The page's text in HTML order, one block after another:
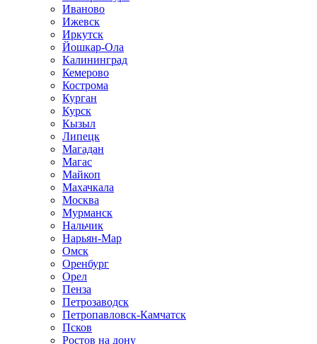
Иваново
Ижевск
Иркутск
Йошкар-Ола
Калининград
Кемерово
Кострома
Курган
Курск
Кызыл
Липецк
Магадан
Магас
Майкоп
Махачкала
Москва
Мурманск
Нальчик
Нарьян-Мар
Омск
Оренбург
Орел
Пенза
Петрозаводск
Петропавловск-Камчатск
Псков
Ростов на дону